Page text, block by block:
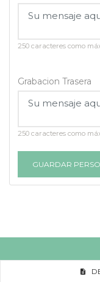
250 caracteres como
Grabacion Trasera
250 caracteres como
GUARDAR